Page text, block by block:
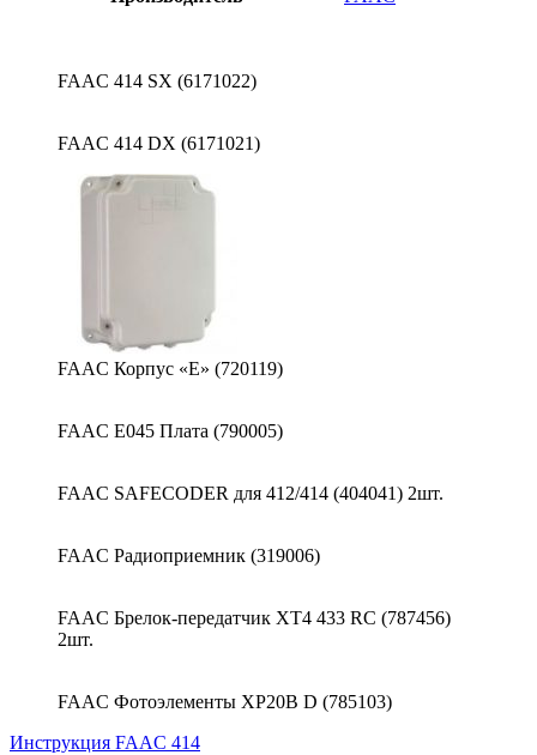
FAAC 414 SX (6171022)
FAAC 414 DX (6171021)
FAAC Корпус «Е» (720119)
FAAC E045 Плата (790005)
FAAC SAFECODER для 412/414 (404041) 2шт.
FAAC Радиоприемник (319006)
FAAC Брелок-передатчик XT4 433 RC (787456)
2шт.
FAAC Фотоэлементы XP20B D (785103)
Инструкция FAAC 414